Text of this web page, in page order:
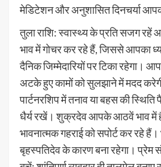
मेडिटेशन और अनुशासित दिनचर्या
तुला राशि: स्वास्थ्य के प्रति सजग
भाव में गोचर कर रहे हैं, जिससे आपका
दैनिक जिम्मेदारियों पर टिका रहेगा।
अटके हुए कामों को सुलझाने में मदद
पार्टनरशिप में तनाव या बहस की
धैर्य रखें। शुक्रदेव आपके आठवें भाव में हैं,
भावनात्मक गहराई को सपोर्ट कर रहे
बृहस्पतिदेव के कारण बना रहेगा। प्रेम